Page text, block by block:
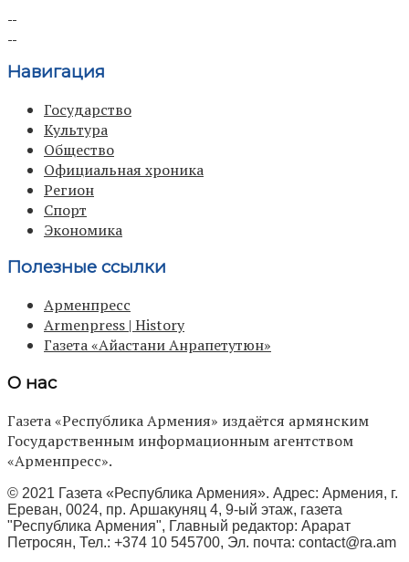
Навигация
Государство
Культура
Общество
Официальная хроника
Регион
Спорт
Экономика
Полезные ссылки
Арменпресс
Armenpress | History
Газета «Айастани Анрапетутюн»
О нас
Газета «Республика Армения» издаётся армянским
Государственным информационным агентством
«Арменпресс».
© 2021 Газета «Республика Армения». Адрес: Армения, г.
Ереван, 0024, пр. Аршакуняц 4, 9-ый этаж, газета
"Республика Армения", Главный редактор: Арарат
Петросян, Тел.: +374 10 545700, Эл. почта: contact@ra.am